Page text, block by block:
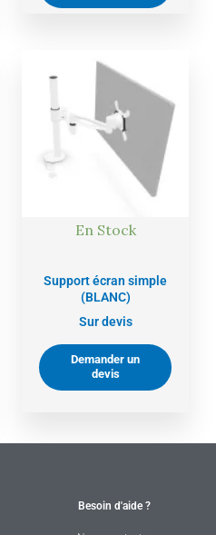
En Stock
Support écran simple
(BLANC)
Sur devis
Demander un
devis
Besoin d'aide ?